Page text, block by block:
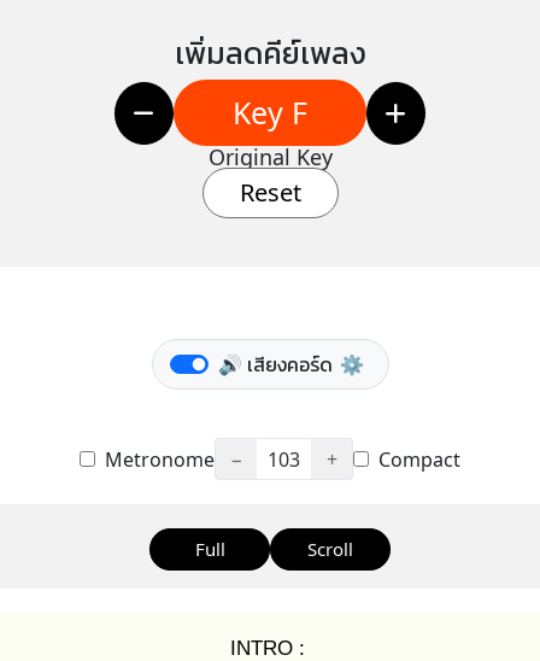
เพิ่มลดคีย์เพลง
Key F
Original Key
Reset
🔊 เสียงคอร์ด ⚙️
Metronome − 103 + Compact
Full Scroll
INTRO :